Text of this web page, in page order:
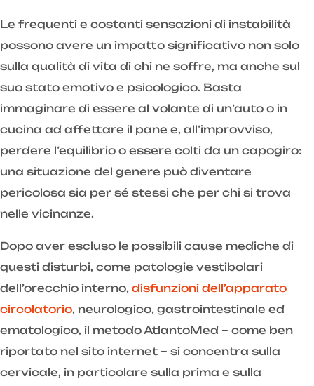
Le frequenti e costanti sensazioni di instabilità
possono avere un impatto significativo non solo
sulla qualità di vita di chi ne soffre, ma anche sul
suo stato emotivo e psicologico. Basta
immaginare di essere al volante di un’auto o in
cucina ad affettare il pane e, all’improvviso,
perdere l’equilibrio o essere colti da un capogiro:
una situazione del genere può diventare
pericolosa sia per sé stessi che per chi si trova
nelle vicinanze.
Dopo aver escluso le possibili cause mediche di
questi disturbi, come patologie vestibolari
dell’orecchio interno, disfunzioni dell’apparato
circolatorio, neurologico, gastrointestinale ed
ematologico, il metodo AtlantoMed – come ben
riportato nel sito internet – si concentra sulla
cervicale, in particolare sulla prima e sulla